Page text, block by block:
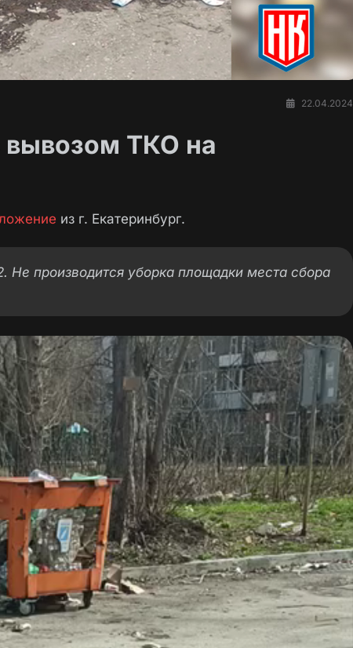
22.04.2024
вывозом ТКО на
из г. Екатеринбург.
Не производится уборка площадки места сбора